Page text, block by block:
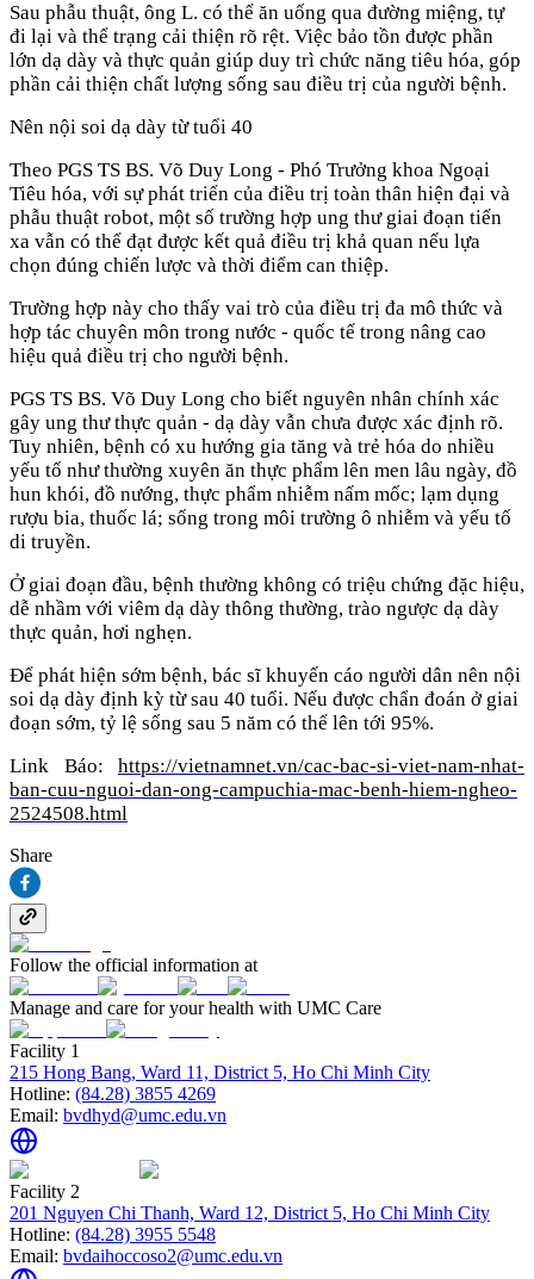
Sau phẫu thuật, ông L. có thể ăn uống qua đường miệng, tự
đi lại và thể trạng cải thiện rõ rệt. Việc bảo tồn được phần
lớn dạ dày và thực quản giúp duy trì chức năng tiêu hóa, góp
phần cải thiện chất lượng sống sau điều trị của người bệnh.
Nên nội soi dạ dày từ tuổi 40
Theo PGS TS BS. Võ Duy Long - Phó Trưởng khoa Ngoại
Tiêu hóa, với sự phát triển của điều trị toàn thân hiện đại và
phẫu thuật robot, một số trường hợp ung thư giai đoạn tiến
xa vẫn có thể đạt được kết quả điều trị khả quan nếu lựa
chọn đúng chiến lược và thời điểm can thiệp.
Trường hợp này cho thấy vai trò của điều trị đa mô thức và
hợp tác chuyên môn trong nước - quốc tế trong nâng cao
hiệu quả điều trị cho người bệnh.
PGS TS BS. Võ Duy Long cho biết nguyên nhân chính xác
gây ung thư thực quản - dạ dày vẫn chưa được xác định rõ.
Tuy nhiên, bệnh có xu hướng gia tăng và trẻ hóa do nhiều
yếu tố như thường xuyên ăn thực phẩm lên men lâu ngày, đồ
hun khói, đồ nướng, thực phẩm nhiễm nấm mốc; lạm dụng
rượu bia, thuốc lá; sống trong môi trường ô nhiễm và yếu tố
di truyền.
Ở giai đoạn đầu, bệnh thường không có triệu chứng đặc hiệu,
dễ nhầm với viêm dạ dày thông thường, trào ngược dạ dày
thực quản, hơi nghẹn.
Để phát hiện sớm bệnh, bác sĩ khuyến cáo người dân nên nội
soi dạ dày định kỳ từ sau 40 tuổi. Nếu được chẩn đoán ở giai
đoạn sớm, tỷ lệ sống sau 5 năm có thể lên tới 95%.
Link Báo:
https://vietnamnet.vn/cac-bac-si-viet-nam-nhat-
ban-cuu-nguoi-dan-ong-campuchia-mac-benh-hiem-ngheo-
2524508.html
Share
Follow the official information at
Manage and care for your health with UMC Care
Facility 1
215 Hong Bang, Ward 11, District 5, Ho Chi Minh City
Hotline: (84.28) 3855 4269
Email: bvdhyd@umc.edu.vn
Facility 2
201 Nguyen Chi Thanh, Ward 12, District 5, Ho Chi Minh City
Hotline: (84.28) 3955 5548
Email: bvdaihoccoso2@umc.edu.vn